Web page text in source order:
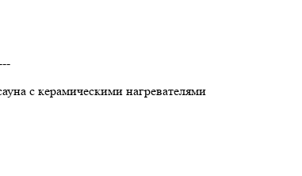
с керамическими нагревателями